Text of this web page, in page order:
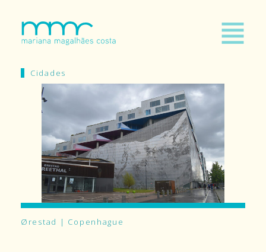
Cidades
Ørestad | Copenhague